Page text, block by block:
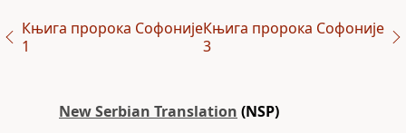
Књига пророка Софоније
1
Књига пророка Софоније
3
New Serbian Translation (NSP)